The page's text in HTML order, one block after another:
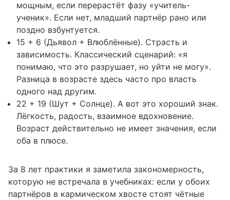
мощным, если перерастёт фазу «учитель-
ученик». Если нет, младший партнёр рано или
поздно взбунтуется.
15 + 6 (Дьявол + Влюблённые). Страсть и
зависимость. Классический сценарий: «я
понимаю, что это разрушает, но уйти не могу».
Разница в возрасте здесь часто про власть
одного над другим.
22 + 19 (Шут + Солнце). А вот это хороший знак.
Лёгкость, радость, взаимное вдохновение.
Возраст действительно не имеет значения, если
оба в плюсе.
За 8 лет практики я заметила закономерность,
которую не встречала в учебниках: если у обоих
партнёров в кармическом хвосте стоят чётные